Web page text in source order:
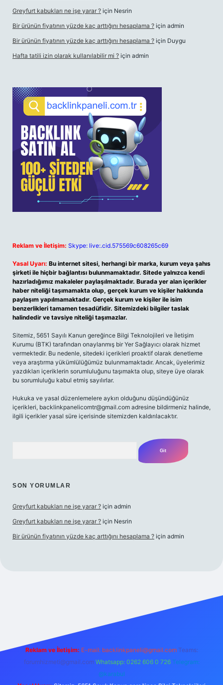
Greyfurt kabukları ne işe yarar ? için Nesrin
Bir ürünün fiyatının yüzde kaç arttığını hesaplama ? için admin
Bir ürünün fiyatının yüzde kaç arttığını hesaplama ? için Duygu
Hafta tatili izin olarak kullanılabilir mi ? için admin
Reklam ve İletişim: Skype: live:.cid.575569c608265c69
Yasal Uyarı: Bu internet sitesi, herhangi bir marka, kurum veya şahıs
şirketi ile hiçbir bağlantısı bulunmamaktadır. Sitede yalnızca kendi
hazırladığımız makaleler paylaşılmaktadır. Burada yer alan içerikler
haber niteliği taşımamakta olup, gerçek kurum ve kişiler hakkında
paylaşım yapılmamaktadır. Gerçek kurum ve kişiler ile isim
benzerlikleri tamamen tesadüfidir. Sitemizdeki bilgiler taslak
halindedir ve tavsiye niteliği taşımazlar.
Sitemiz, 5651 Sayılı Kanun gereğince Bilgi Teknolojileri ve İletişim
Kurumu (BTK) tarafından onaylanmış bir Yer Sağlayıcı olarak hizmet
vermektedir. Bu nedenle, sitedeki içerikleri proaktif olarak denetleme
veya araştırma yükümlülüğümüz bulunmamaktadır. Ancak, üyelerimiz
yazdıkları içeriklerin sorumluluğunu taşımakta olup, siteye üye olarak
bu sorumluluğu kabul etmiş sayılırlar.
Hukuka ve yasal düzenlemelere aykırı olduğunu düşündüğünüz
içerikleri, backlinkpanelicomtr@gmail.com adresine bildirmeniz halinde,
ilgili içerikler yasal süre içerisinde sitemizden kaldırılacaktır.
SON YORUMLAR
Greyfurt kabukları ne işe yarar ? için admin
Greyfurt kabukları ne işe yarar ? için Nesrin
Bir ürünün fiyatının yüzde kaç arttığını hesaplama ? için admin
Reklam ve İletişim: E-mail: backlinkpaneli@gmail.com Teams:
forumhizmeti@gmail.com Whatsapp: 0262 606 0 726 Telegram:
@karabul